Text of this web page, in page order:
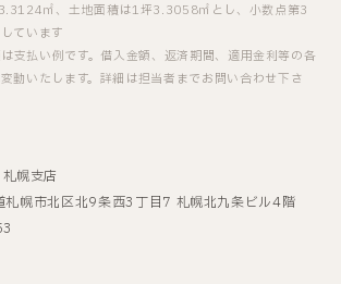
㎡、土地面積は1坪3.3058㎡とし、小数点第3
ています
支払い例です。借入金額、返済期間、適用金利等の各
動いたします。詳細は担当者までお問い合わせ下さ
幌支店
幌市北区北9条西3丁目7 札幌北九条ビル4階